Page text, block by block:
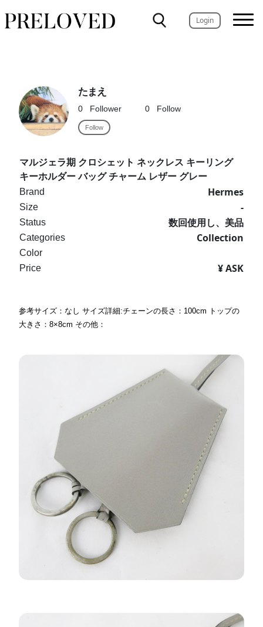
Login
たまえ
0 Follower 0 Follow
Follow
マルジェラ期 クロシェット ネックレス キーリング
キーホルダー バッグ チャーム レザー グレー
Brand
Hermes
Size -
Status 数回使用し、美品
Categories Collection
Color
Price
¥ ASK
参考サイズ：なし サイズ詳細:チェーンの長さ：100cm トップの
大きさ：8×8cm その他：